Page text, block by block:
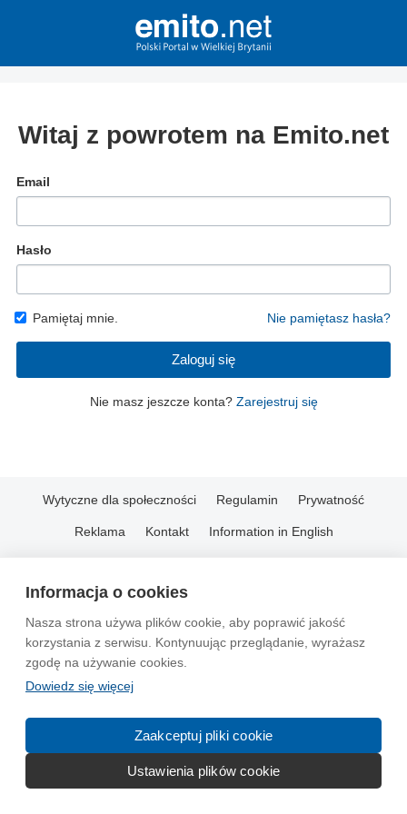
Informacja o cookies
Nasza strona używa plików cookie, aby poprawić jakość
korzystania z serwisu. Kontynuując przeglądanie, wyrażasz
zgodę na używanie cookies.
Dowiedz się więcej
Zaakceptuj pliki cookie
Ustawienia plików cookie
Witaj z powrotem na Emito.net
Email
Hasło
Pamiętaj mnie. Nie pamiętasz hasła?
Zaloguj się
Nie masz jeszcze konta? Zarejestruj się
Wytyczne dla społeczności Regulamin Prywatność
Reklama Kontakt Information in English